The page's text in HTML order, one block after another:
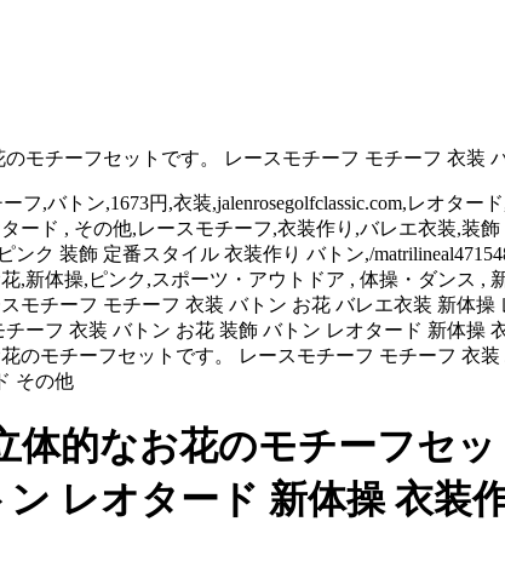
モチーフセットです。 レースモチーフ モチーフ 衣装
ーフ,バトン,1673円,衣装,jalenrosegolfclassic.com,レオ
ード , その他,レースモチーフ,衣装作り,バレエ衣装,
ク 装飾 定番スタイル 衣装作り バトン,/
,新体操,ピンク,スポーツ・アウトドア , 体操・ダンス
モチーフ モチーフ 衣装 バトン お花 バレエ衣装 新体
ーフ 衣装 バトン お花 装飾 バトン レオタード 新体
のモチーフセットです。 レースモチーフ モチーフ 衣
その他
体的なお花のモチーフセ
レオタード 新体操 衣装